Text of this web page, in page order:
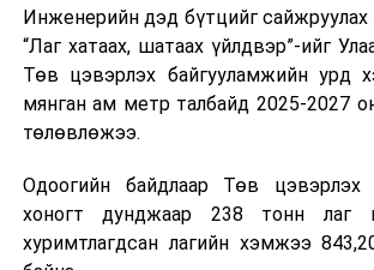
өдөр тутмын ажлын бэлэн
практик ур чадварыг сургалтын
Сургалтыг танилцуулах лекц,
жишээнд суурилсан сургалт, багаар
танилцах, онцгой нөхцөлд ажиллах
онол, практик хосолсон хэлбэрээр
байна.
Инженерийн дэд бүтцийг
“Лаг хатаах, шатаах үйлдвэр”-ийг
Төв цэвэрлэх байгууламжийн урд
мянган ам метр талбайд 2025-2027
төлөвлөжээ.
Одоогийн байдлаар Төв цэвэрлэх
хоногт дунджаар 238 тонн лаг
хуримтлагдсан лагийн хэмжээ